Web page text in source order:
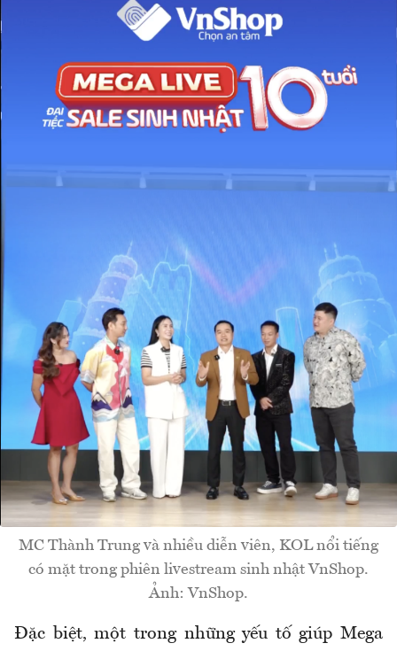
MC Thành Trung và nhiều diễn viên, KOL nổi tiếng
có mặt trong phiên livestream sinh nhật VnShop.
Ảnh: VnShop.
Đặc biệt, một trong những yếu tố giúp Mega